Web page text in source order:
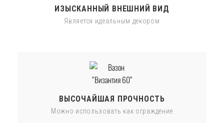
ИЗЫСКАННЫЙ ВНЕШНИЙ ВИД
Является идеальным декором
ВЫСОЧАЙШАЯ ПРОЧНОСТЬ
Можно использовать как ограждение